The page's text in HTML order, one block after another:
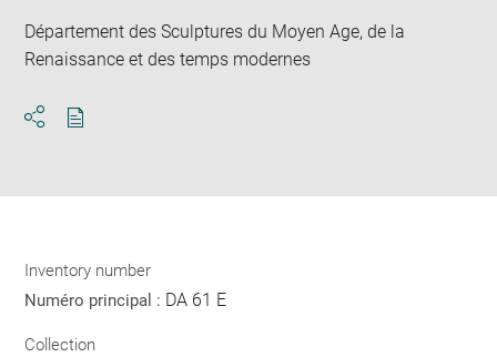
Département des Sculptures du Moyen Age, de la
Renaissance et des temps modernes
Inventory number
Numéro principal : DA 61 E
Collection